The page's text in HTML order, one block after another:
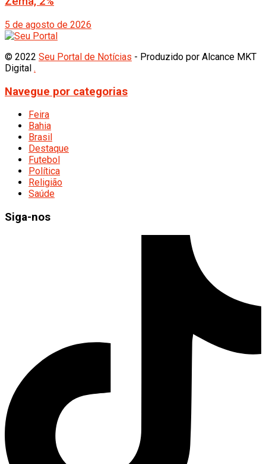
5 de agosto de 2026
© 2022 Seu Portal de Notícias - Produzido por Alcance MKT
Digital .
Navegue por categorias
Feira
Bahia
Brasil
Destaque
Futebol
Política
Religião
Saúde
Siga-nos